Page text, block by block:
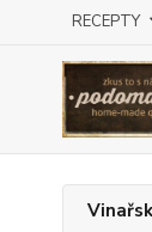
RECEPTY